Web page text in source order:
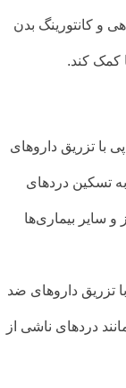
کانتورینگ بدن
کند.
تزریق داروهای
دردهای
بیماری‌ها
داروهای ضد
دردهای ناشی از